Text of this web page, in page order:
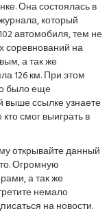
Она состоялась в
который
автомобиля, тем не
соревнований на
а так же
126 км. При этом
было еще
выше ссылке узнаете
смог выиграть в
открывайте данный
Огромную
а так же
немало
на новости.